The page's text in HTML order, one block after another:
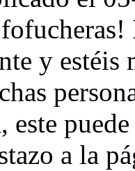
y
este
a la